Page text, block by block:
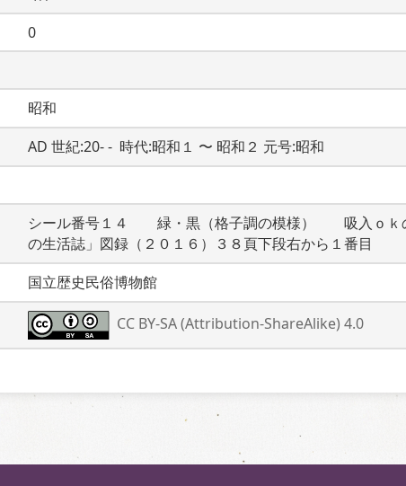
0
昭和
AD 世紀:20- -  時代:昭和１ 〜 昭和２ 元号:昭和
シール番号１４　　緑・黒（格子調の模様）　　吸入ｏ
の生活誌」図録（２０１６）３８頁下段右から１番目
国立歴史民俗博物館
CC BY-SA (Attribution-ShareAlike) 4.0